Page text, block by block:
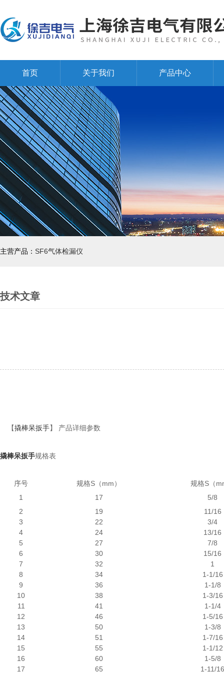
首页 关于我们 产品中心
主营产品： SF6气体检漏仪
技术文章
【撬棒呆扳手】 产品详细参数
撬棒呆扳手规格表
序号 规格S（mm）
规格S（
1
17
5/8
2
19
11/16
3
22
3/4
4
24
13/16
5
27
7/8
6
30
15/16
7
32
1
8
34
1-1/16
9
36
1-1/8
10
38
1-3/16
11
41
1-1/4
12
46
1-5/16
13
50
1-3/8
14
51
1-7/16
15
55
1-1/12
16
60
1-5/8
17
65
1-11/16